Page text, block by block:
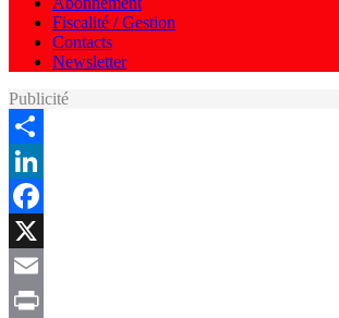
Fiscalité / Gestion
Contacts
Newsletter
Publicité
Share
LinkedIn
Facebook
X
Email